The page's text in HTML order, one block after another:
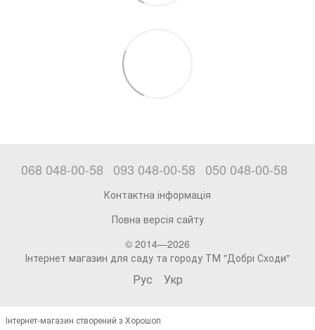
068 048-00-58 093 048-00-58 050 048-00-58
Контактна інформація
Повна версія сайту
© 2014—2026
Інтернет магазин для саду та городу ТМ "Добрі Сходи"
Рус Укр
Інтернет-магазин створений з Хорошоп